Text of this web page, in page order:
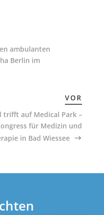
ambulanten
Berlin im
VOR
trifft auf Medical Park –
für Medizin und
in Bad Wiessee